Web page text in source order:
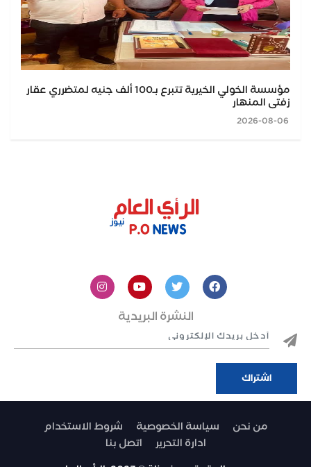
مؤسسة الخولي الخيرية تتبرع بـ100 ألف جنيه لمتضرري عقار
زفتى المنهار
النشرة البريدية
من نحن سياسة الخصوصية
شروط الاستخدام
ادارة التحرير
اتصل بنا